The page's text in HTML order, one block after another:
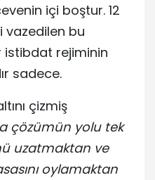
içi boştur. 12
vazedilen bu
istibdat rejiminin
sadece.
çizmiş
çözümün yolu tek
uzatmaktan ve
oylamaktan